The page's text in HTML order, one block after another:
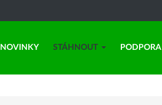
NOVINKY STÁHNOUT PODPORA